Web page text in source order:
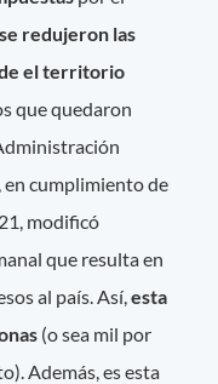
se redujeron las
el territorio
que quedaron
cumplimiento de
modificó
que resulta en
al país. Así,esta
(o sea mil por
Además, es esta